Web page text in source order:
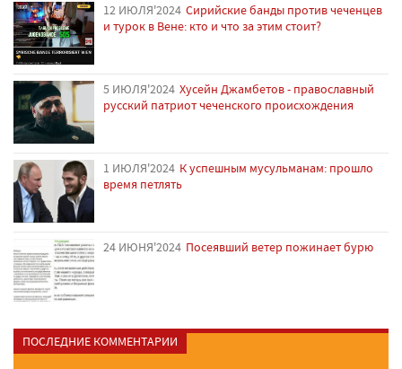
12 ИЮЛЯ'2024 Сирийские банды против чеченцев
и турок в Вене: кто и что за этим стоит?
5 ИЮЛЯ'2024 Хусейн Джамбетов - православный
русский патриот чеченского происхождения
1 ИЮЛЯ'2024 К успешным мусульманам: прошло
время петлять
24 ИЮНЯ'2024 Посеявший ветер пожинает бурю
ПОСЛЕДНИЕ КОММЕНТАРИИ